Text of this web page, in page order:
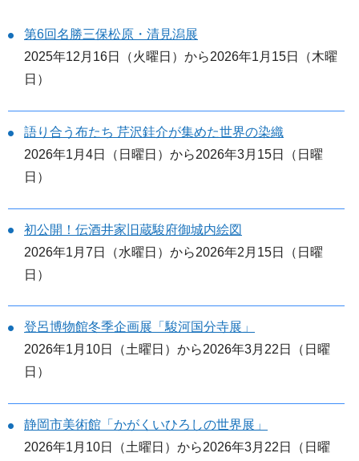
第6回名勝三保松原・清見潟展
2025年12月16日（火曜日）から2026年1月15日（木曜
日）
語り合う布たち 芹沢銈介が集めた世界の染織
2026年1月4日（日曜日）から2026年3月15日（日曜
日）
初公開！伝酒井家旧蔵駿府御城内絵図
2026年1月7日（水曜日）から2026年2月15日（日曜
日）
登呂博物館冬季企画展「駿河国分寺展」
2026年1月10日（土曜日）から2026年3月22日（日曜
日）
静岡市美術館「かがくいひろしの世界展」
2026年1月10日（土曜日）から2026年3月22日（日曜